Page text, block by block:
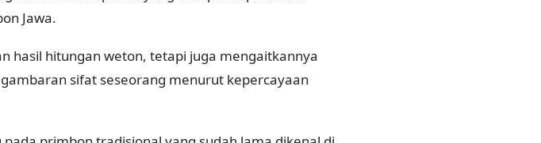
Jawa.
hasil hitungan weton, tetapi juga mengaitkannya
sifat seseorang menurut kepercayaan